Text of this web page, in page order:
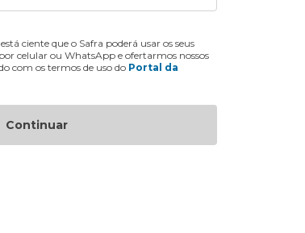
ciente que o Safra poderá usar os seus
celular ou WhatsApp e ofertarmos nossos
com os termos de uso do Portal da
Continuar